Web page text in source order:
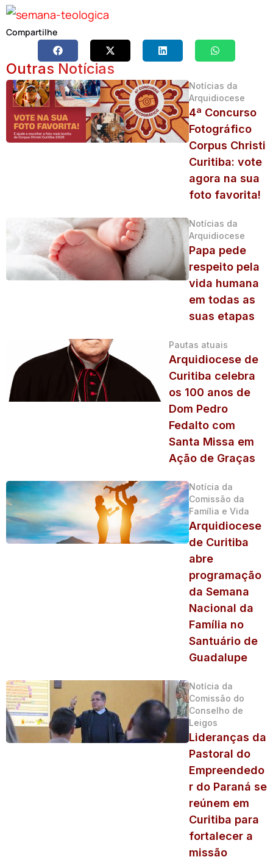
Compartilhe
Outras Notícias
Notícias da
Arquidiocese
4ª Concurso
Fotográfico
Corpus Christi
Curitiba: vote
agora na sua
foto favorita!
Notícias da
Arquidiocese
Papa pede
respeito pela
vida humana
em todas as
suas etapas
Pautas atuais
Arquidiocese de
Curitiba celebra
os 100 anos de
Dom Pedro
Fedalto com
Santa Missa em
Ação de Graças
Notícia da
Comissão da
Família e Vida
Arquidiocese
de Curitiba
abre
programação
da Semana
Nacional da
Família no
Santuário de
Guadalupe
Notícia da
Comissão do
Conselho de
Leigos
Lideranças da
Pastoral do
Empreendedo
r do Paraná se
reúnem em
Curitiba para
fortalecer a
missão